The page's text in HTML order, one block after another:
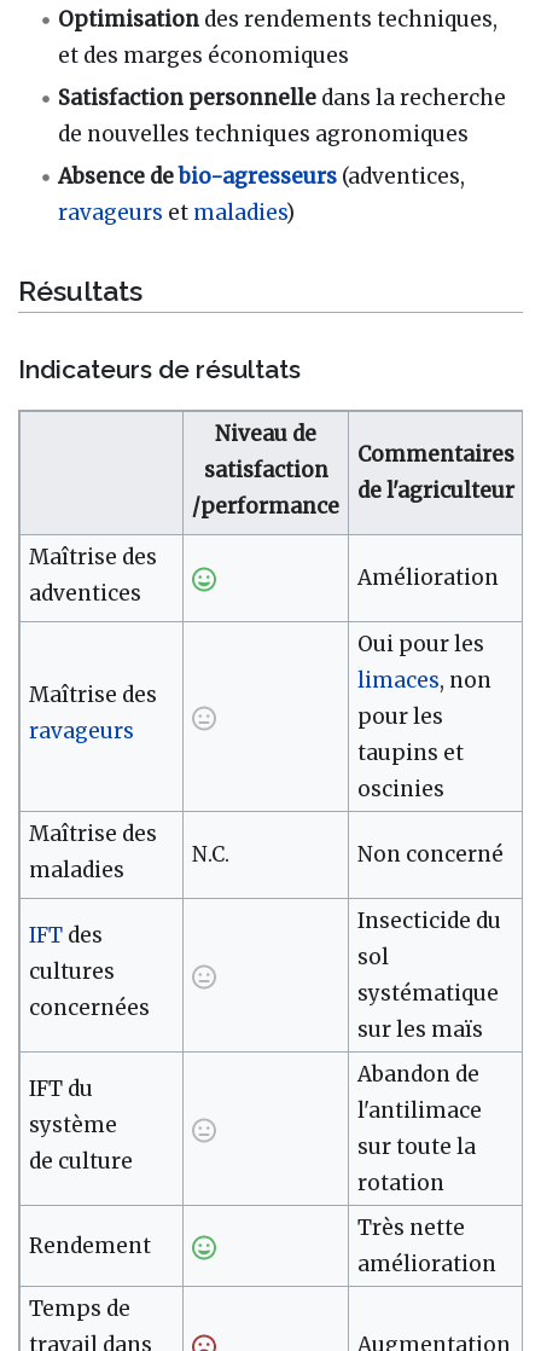
Optimisation des rendements techniques,
et des marges économiques
Satisfaction personnelle dans la recherche
de nouvelles techniques agronomiques
Absence debio-agresseurs (adventices,
ravageurs et maladies)
Résultats
Indicateurs de résultats
Niveau de
satisfaction
/performance
Commentaires
de l'agriculteur
Maîtrise des
adventices
Amélioration
Maîtrise des
ravageurs
Oui pour les
limaces, non
pour les
taupins et
oscinies
Maîtrise des
maladies
N.C. Non concerné
IFTdes
cultures
concernées
Insecticide du
sol
systématique
sur les maïs
IFT du
système
de culture
Abandon de
l'antilimace
sur toute la
rotation
Rendement
Très nette
amélioration
Temps de
travail dans
Augmentation